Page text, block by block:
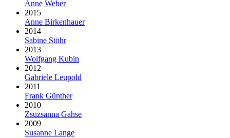
Anne Weber
2015
Anne Birkenhauer
2014
Sabine Stöhr
2013
Wolfgang Kubin
2012
Gabriele Leupold
2011
Frank Günther
2010
Zsuzsanna Gahse
2009
Susanne Lange